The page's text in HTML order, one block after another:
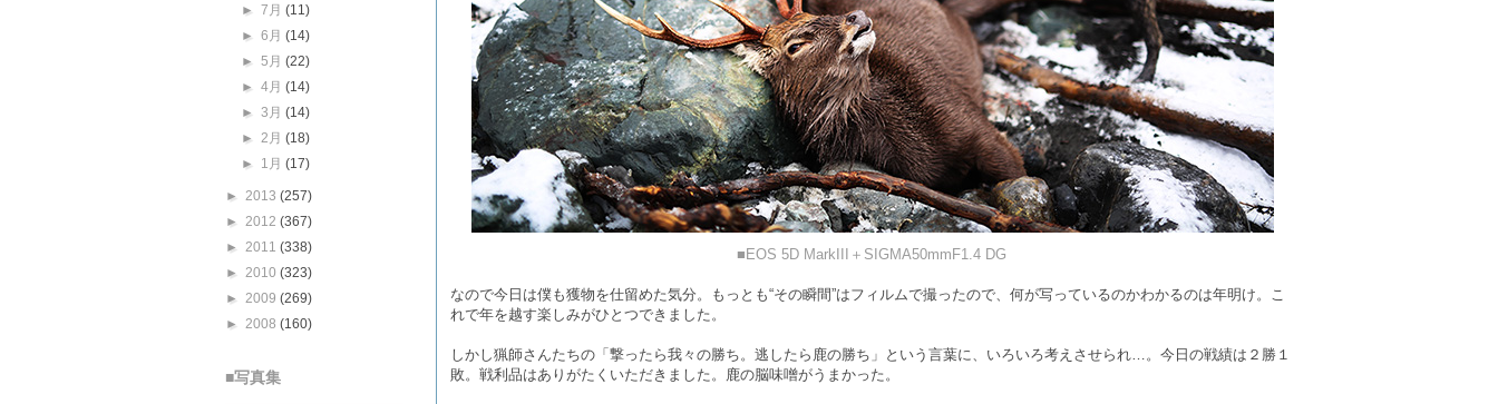
■EOS 5D MarkIII＋SIGMA50mmF1.4 DG
なので今日は僕も獲物を仕留めた気分。もっとも“その瞬間”はフィルムで撮ったので、何が写っているのかわかるのは年明け。こ
れで年を越す楽しみがひとつできました。
しかし猟師さんたちの「撃ったら我々の勝ち。逃したら鹿の勝ち」という言葉に、いろいろ考えさせられ…。今日の戦績は２勝１
敗。戦利品はありがたくいただきました。鹿の脳味噌がうまかった。
►7月(11)
►6月(14)
►5月(22)
►4月(14)
►3月(14)
►2月(18)
► 1月(17)
► 2013 (257)
► 2012 (367)
► 2011 (338)
► 2010 (323)
► 2009 (269)
► 2008 (160)
■写真集